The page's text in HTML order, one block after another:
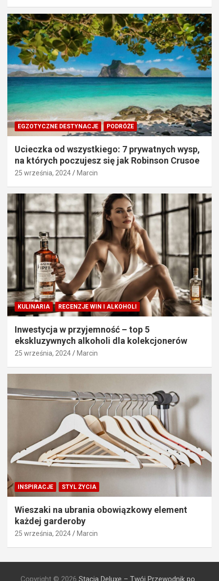
EGZOTYCZNE DESTYNACJE PODRÓŻE
Ucieczka od wszystkiego: 7 prywatnych wysp,
na których poczujesz się jak Robinson Crusoe
25 września, 2024 Marcin
KULINARIA RECENZJE WIN I ALKOHOLI
Inwestycja w przyjemność – top 5
ekskluzywnych alkoholi dla kolekcjonerów
25 września, 2024 Marcin
INSPIRACJE STYL ŻYCIA
Wieszaki na ubrania obowiązkowy element
każdej garderoby
25 września, 2024 Marcin
Copyright © 2026 Stacja Deluxe – Twój Przewodnik po